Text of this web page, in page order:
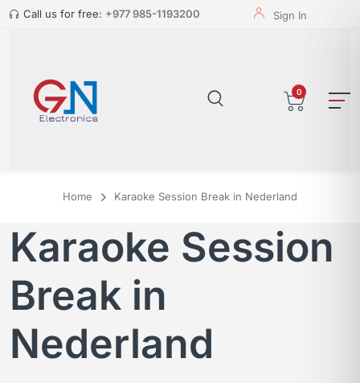
Call us for free: +977 985-1193200 Sign In
0
Home Karaoke Session Break in Nederland
Karaoke Session
Break in
Nederland